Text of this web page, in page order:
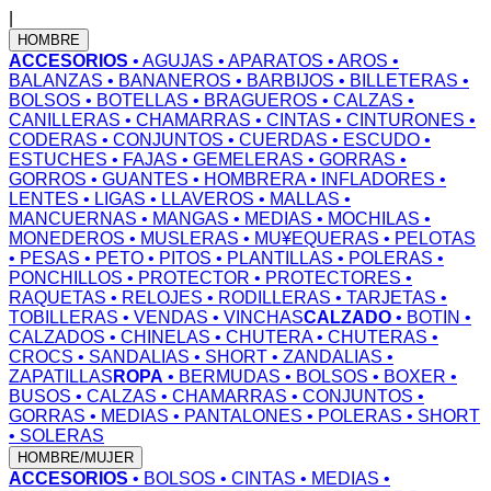
HOMBRE
ACCESORIOS • AGUJAS • APARATOS • AROS •
BALANZAS • BANANEROS • BARBIJOS • BILLETERAS •
BOLSOS • BOTELLAS • BRAGUEROS • CALZAS •
CANILLERAS • CHAMARRAS • CINTAS • CINTURONES •
CODERAS • CONJUNTOS • CUERDAS • ESCUDO •
ESTUCHES • FAJAS • GEMELERAS • GORRAS •
GORROS • GUANTES • HOMBRERA• INFLADORES •
LENTES • LIGAS • LLAVEROS • MALLAS •
MANCUERNAS • MANGAS • MEDIAS • MOCHILAS •
MONEDEROS • MUSLERAS • MU¥EQUERAS • PELOTAS
• PESAS • PETO • PITOS • PLANTILLAS • POLERAS •
PONCHILLOS • PROTECTOR • PROTECTORES •
RAQUETAS • RELOJES • RODILLERAS • TARJETAS •
TOBILLERAS • VENDAS • VINCHASCALZADO • BOTIN •
CALZADOS • CHINELAS • CHUTERA• CHUTERAS •
CROCS • SANDALIAS • SHORT • ZANDALIAS •
ZAPATILLAS ROPA • BERMUDAS • BOLSOS • BOXER •
BUSOS • CALZAS • CHAMARRAS • CONJUNTOS •
GORRAS • MEDIAS • PANTALONES • POLERAS • SHORT
• SOLERAS
HOMBRE/MUJER
ACCESORIOS • BOLSOS • CINTAS • MEDIAS •